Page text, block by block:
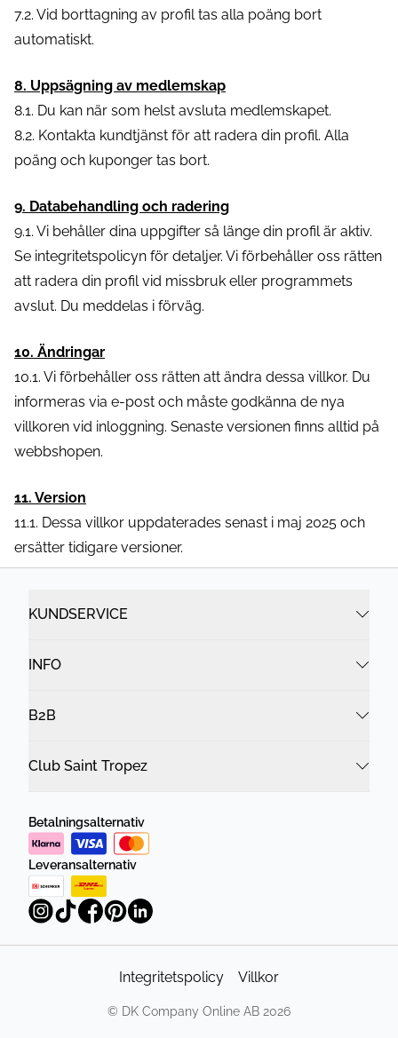
7.2. Vid borttagning av profil tas alla poäng bort
automatiskt.
8. Uppsägning av medlemskap
8.1. Du kan när som helst avsluta medlemskapet.
8.2. Kontakta kundtjänst för att radera din profil. Alla
poäng och kuponger tas bort.
9. Databehandling och radering
9.1. Vi behåller dina uppgifter så länge din profil är aktiv.
Se integritetspolicyn för detaljer. Vi förbehåller oss rätten
att radera din profil vid missbruk eller programmets
avslut. Du meddelas i förväg.
10. Ändringar
10.1. Vi förbehåller oss rätten att ändra dessa villkor. Du
informeras via e-post och måste godkänna de nya
villkoren vid inloggning. Senaste versionen finns alltid på
webbshopen.
11. Version
11.1. Dessa villkor uppdaterades senast i maj 2025 och
ersätter tidigare versioner.
KUNDSERVICE
INFO
B2B
Club Saint Tropez
Betalningsalternativ
Leveransalternativ
Integritetspolicy Villkor
© DK Company Online AB 2026